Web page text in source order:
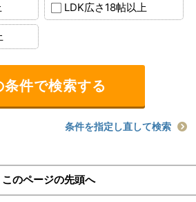
LDK広さ18帖以上
条件を指定し直して検索
このページの先頭へ